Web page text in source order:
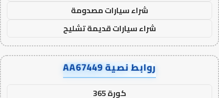
شراء سيارات مصدومة
شراء سيارات قديمة تشليح
روابط نصية AA67449
كورة 365